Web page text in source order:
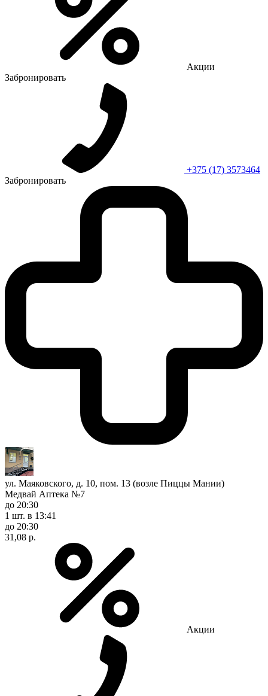
Акции
Забронировать
+375 (17) 3573464
Забронировать
ул. Маяковского, д. 10, пом. 13 (возле Пиццы Мании)
Медвай Аптека №7
до 20:30
1 шт. в 13:41
до 20:30
31,08 р.
Акции